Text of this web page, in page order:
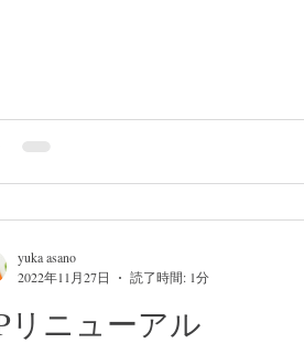
リニューアル
yuka asano
2022年11月27日
読了時間: 1分